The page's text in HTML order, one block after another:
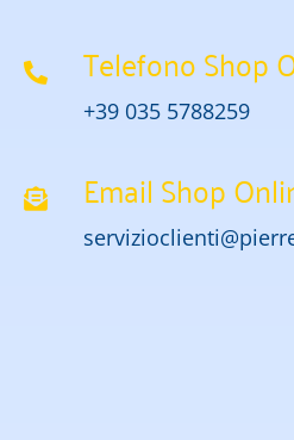
Telefono Shop
+39 035 5788259
Email Shop